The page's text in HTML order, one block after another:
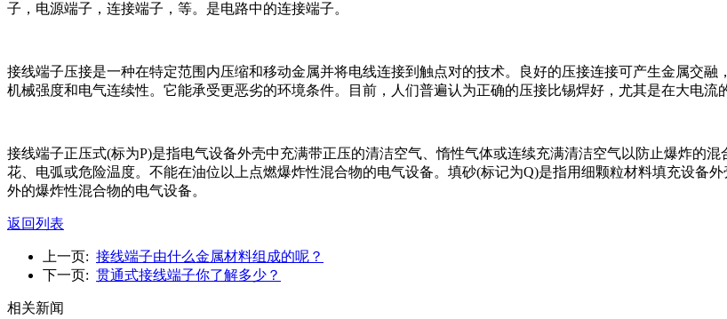
子，电源端子，连接端子，等。是电路中的连接端子。
接线端子压接是一种在特定范围内压缩和移动金属并将电线连接到触点对的技术。良好的压接连接可产生金属交
机械强度和电气连续性。它能承受更恶劣的环境条件。目前，人们普遍认为正确的压接比锡焊好，尤其是在大电流
接线端子正压式(标为P)是指电气设备外壳中充满带正压的清洁空气、惰性气体或连续充满清洁空气以防止爆炸的
花、电弧或危险温度。不能在油位以上点燃爆炸性混合物的电气设备。填砂(标记为Q)是指用细颗粒材料填充设备
外的爆炸性混合物的电气设备。
返回列表
上一页: 接线端子由什么金属材料组成的呢？
下一页: 贯通式接线端子你了解多少？
相关新闻